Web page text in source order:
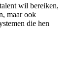
wil bereiken,
maar ook
die hen